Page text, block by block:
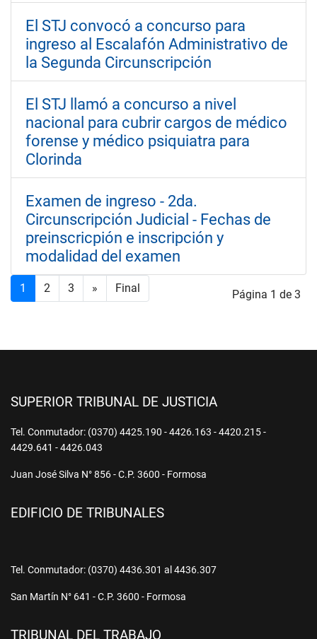
El STJ convocó a concurso para
ingreso al Escalafón Administrativo de
la Segunda Circunscripción
El STJ llamó a concurso a nivel
nacional para cubrir cargos de médico
forense y médico psiquiatra para
Clorinda
Examen de ingreso - 2da.
Circunscripción Judicial - Fechas de
preinscricpión e inscripción y
modalidad del examen
Página 1 de 3
1 2 3 » Final
SUPERIOR TRIBUNAL DE JUSTICIA
Tel. Conmutador: (0370) 4425.190 - 4426.163 - 4420.215 -
4429.641 - 4426.043
Juan José Silva N° 856 - C.P. 3600 - Formosa
EDIFICIO DE TRIBUNALES
Tel. Conmutador: (0370) 4436.301 al 4436.307
San Martín N° 641 - C.P. 3600 - Formosa
TRIBUNAL DEL TRABAJO